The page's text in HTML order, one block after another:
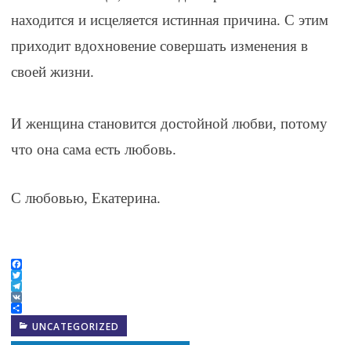
находится и исцеляется истинная причина. С этим
приходит вдохновение совершать изменения в
своей жизни.
И женщина становится достойной любви, потому
что она сама есть любовь.
С любовью, Екатерина.
Facebook
Twitter
Telegram
VK
Отправить
UNCATEGORIZED